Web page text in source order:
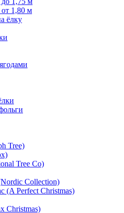
1,80 м
ёлку
Tree)
Tree Co)
Collection)
(A Perfect Christmas)
Christmas)